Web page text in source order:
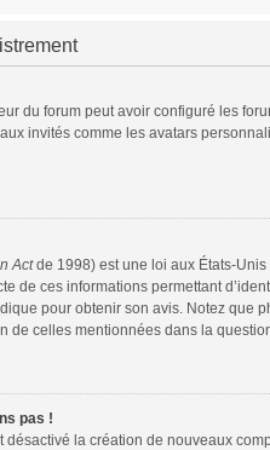
du forum peut avoir configuré les
invités comme les avatars
Actde 1998) est une loi aux États-
de ces informations permettant
pour obtenir son avis. Notez
de celles mentionnées dans la
pas !
désactivé la création de nouveaux